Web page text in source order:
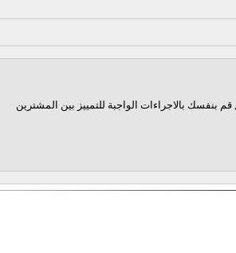
بنفسك بالاجراءات الواجبة للتمييز بين المشترين